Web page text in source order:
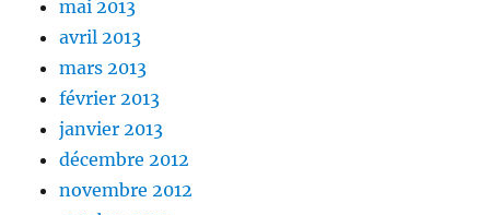
mai 2013
avril 2013
mars 2013
février 2013
janvier 2013
décembre 2012
novembre 2012